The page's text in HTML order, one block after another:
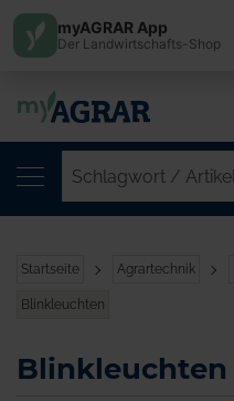
Startseite Agrartechnik
Blinkleuchten
Blinkleuchten
myAGRAR App
Der Landwirtschafts-Shop